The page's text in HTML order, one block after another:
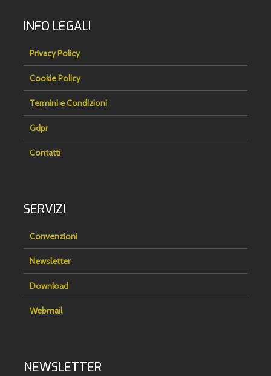
INFO LEGALI
Privacy Policy
Cookie Policy
Termini e Condizioni
Gdpr
Contatti
SERVIZI
Convenzioni
Newsletter
Download
Webmail
NEWSLETTER